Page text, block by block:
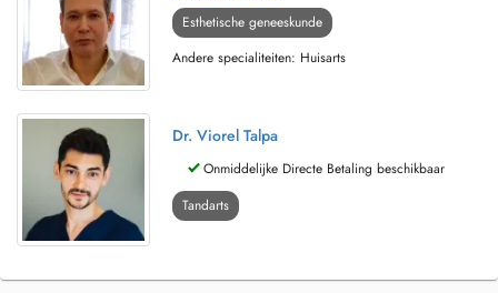
Esthetische geneeskunde
Andere specialiteiten: Huisarts
Dr. Viorel Talpa
Onmiddelijke Directe Betaling beschikbaar
Tandarts